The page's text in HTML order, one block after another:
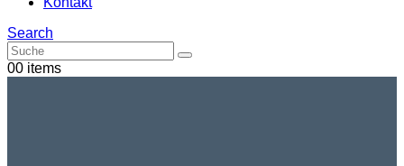
Search
00 items